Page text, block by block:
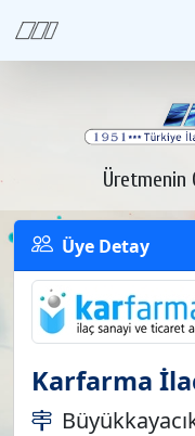
Üretmenin
Üye Detay
Karfarma